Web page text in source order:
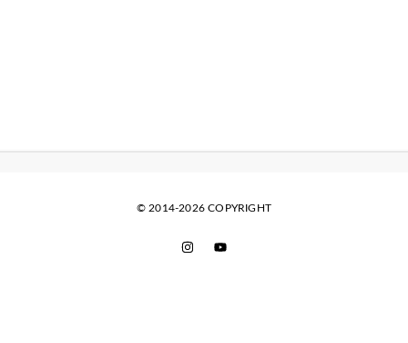
© 2014-2026 COPYRIGHT